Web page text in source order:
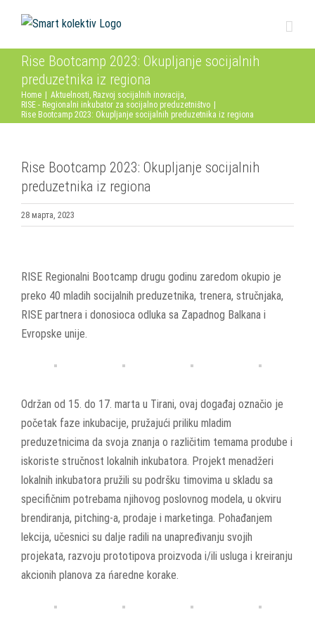
content
Rise Bootcamp 2023: Okupljanje socijalnih
preduzetnika iz regiona
Home Aktuelnosti, Razvoj socijalnih inovacija,
RISE - Regionalni inkubator za socijalno preduzetništvo
Rise Bootcamp 2023: Okupljanje socijalnih preduzetnika iz regiona
Rise Bootcamp 2023: Okupljanje socijalnih
preduzetnika iz regiona
28 марта, 2023
Larger
Image
RISE Regionalni Bootcamp drugu godinu zaredom okupio je
preko 40 mladih socijalnih preduzetnika, trenera, stručnjaka,
RISE partnera i donosioca odluka sa Zapadnog Balkana i
Evropske unije.
Održan od 15. do 17. marta u Tirani, ovaj događaj označio je
početak faze inkubacije, pružajući priliku mladim
preduzetnicima da svoja znanja o različitim temama prodube i
iskoriste stručnost lokalnih inkubatora. Projekt menadžeri
lokalnih inkubatora pružili su podršku timovima u skladu sa
specifičnim potrebama njihovog poslovnog modela, u okviru
brendiranja, pitching-a, prodaje i marketinga. Pohađanjem
lekcija, učesnici su dalje radili na unapređivanju svojih
projekata, razvoju prototipova proizvoda i/ili usluga i kreiranju
akcionih planova za ńaredne korake.